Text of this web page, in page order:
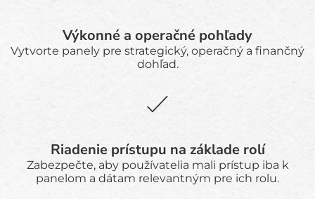
Výkonné a operačné pohľady
Vytvorte panely pre strategický, operačný a finančný
dohľad.
Riadenie prístupu na základe rolí
Zabezpečte, aby používatelia mali prístup iba k
panelom a dátam relevantným pre ich rolu.